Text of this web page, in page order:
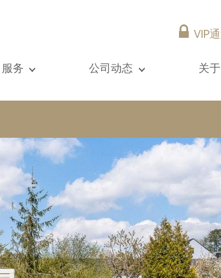
VIP
服务
搜索
Vip通道
房屋租赁托管
物业管理
公司动态
关于